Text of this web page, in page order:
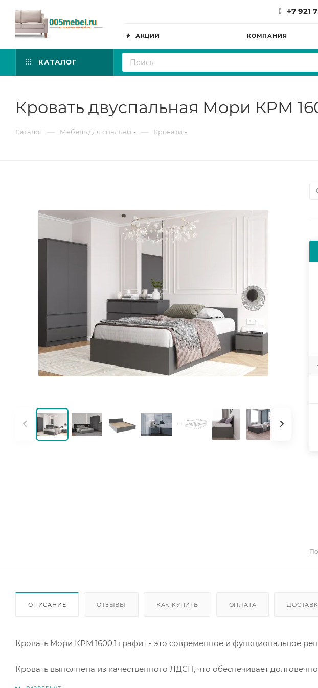
+7 921
АКЦИИ КОМПАНИЯ
КАТАЛОГ
Кровать двуспальная Мори КРМ
Каталог — Мебель для спальни — Кровати
ОПИСАНИЕ ОТЗЫВЫ КАК КУПИТЬ ОПЛАТА
Кровать Мори КРМ 1600.1 графит - это современное и функциональное
Кровать выполнена из качественного ЛДСП, что обеспечивает